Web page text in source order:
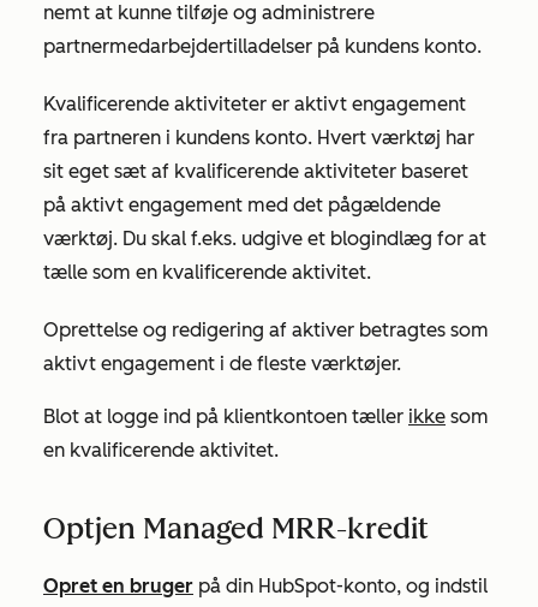
nemt at kunne tilføje og administrere
partnermedarbejdertilladelser på kundens konto.
Kvalificerende aktiviteter er aktivt engagement
fra partneren i kundens konto. Hvert værktøj har
sit eget sæt af kvalificerende aktiviteter baseret
på aktivt engagement med det pågældende
værktøj. Du skal f.eks. udgive et blogindlæg for at
tælle som en kvalificerende aktivitet.
Oprettelse og redigering af aktiver betragtes som
aktivt engagement i de fleste værktøjer.
Blot at logge ind på klientkontoen tæller ikke som
en kvalificerende aktivitet.
Optjen Managed MRR-kredit
Opret en bruger på din HubSpot-konto, og indstil